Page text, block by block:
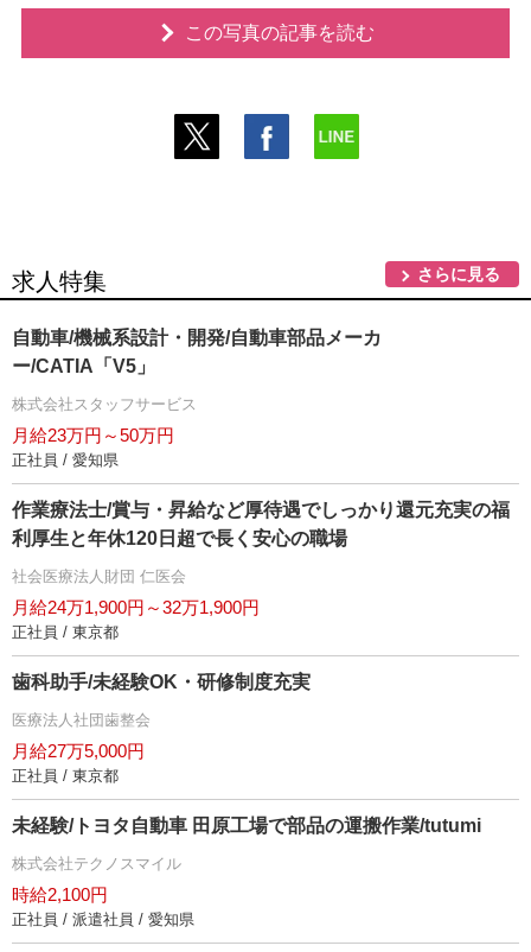
この写真の記事を読む
求人特集 さらに見る
自動車/機械系設計・開発/自動車部品メーカ
ー/CATIA「V5」
株式会社スタッフサービス
月給23万円～50万円
正社員 / 愛知県
作業療法士/賞与・昇給など厚待遇でしっかり還元充実の福
利厚生と年休120日超で長く安心の職場
社会医療法人財団 仁医会
月給24万1,900円～32万1,900円
正社員 / 東京都
歯科助手/未経験OK・研修制度充実
医療法人社団歯整会
月給27万5,000円
正社員 / 東京都
未経験/トヨタ自動車 田原工場で部品の運搬作業/tutumi
株式会社テクノスマイル
時給2,100円
正社員 / 派遣社員 / 愛知県